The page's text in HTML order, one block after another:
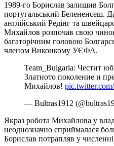
1989-го Борислав залишив
португальський Белененсеш.
англійський Редінг та
Михайлов розпочав свою
багаторічним головою
членом Виконкому УЄФА.
Team_Bulgaria: Честит
Златното поколение и
Михайлов!
— Bultras1912
Якраз робота Михайлова у
неоднозначно сприймалася
Борислав потрапляв у